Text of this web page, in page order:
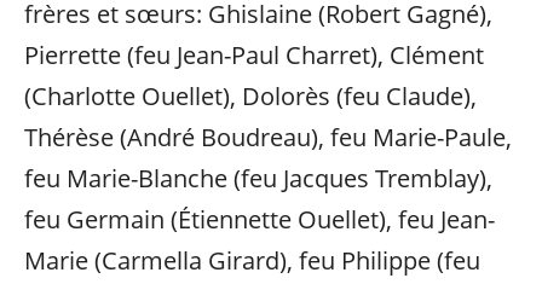
frères et sœurs: Ghislaine (Robert Gagné),
Pierrette (feu Jean-Paul Charret), Clément
(Charlotte Ouellet), Dolorès (feu Claude),
Thérèse (André Boudreau), feu Marie-Paule,
feu Marie-Blanche (feu Jacques Tremblay),
feu Germain (Étiennette Ouellet), feu Jean-
Marie (Carmella Girard), feu Philippe (feu